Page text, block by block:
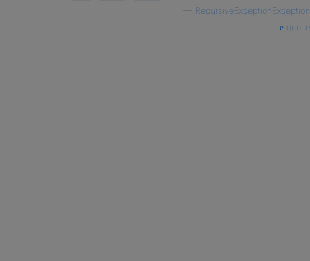
RecursiveExceptionException
quelle